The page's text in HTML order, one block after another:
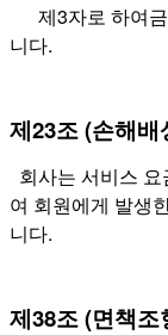
제3자로 하여금
니다.
제23조 (손해배
회사는 서비스
여 회원에게 발생
니다.
제38조 (면책조